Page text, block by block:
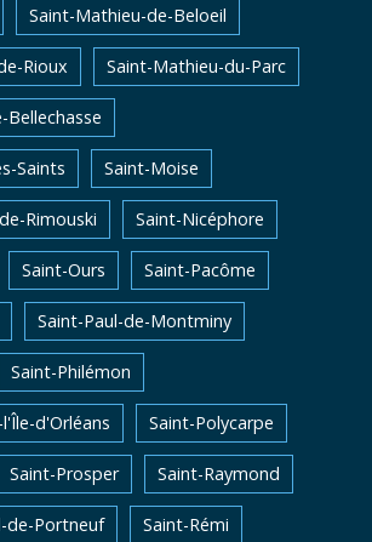
Saint-Mathieu-de-Beloeil
Rioux Saint-Mathieu-du-Parc
Bellechasse
Saints Saint-Moise
Rimouski Saint-Nicéphore
Saint-Ours Saint-Pacôme
Saint-Paul-de-Montminy
Saint-Philémon
d'Orléans Saint-Polycarpe
Saint-Prosper Saint-Raymond
de-Portneuf Saint-Rémi